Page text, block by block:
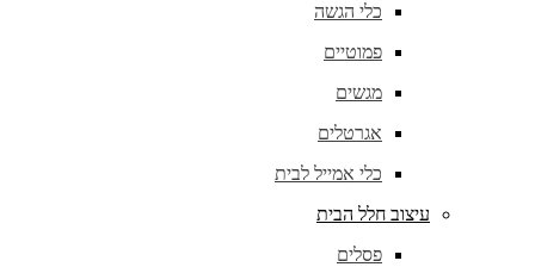
כלי הגשה
פמוטיים
מגשים
אגרטלים
כלי אמייל לבית
עיצוב חלל הבית
פסלים